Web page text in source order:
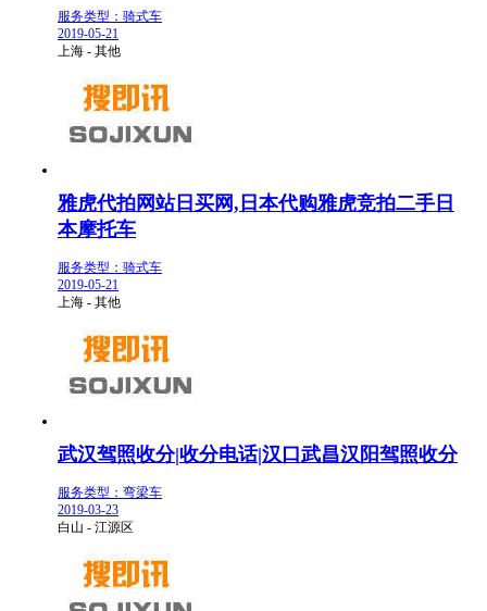
服务类型：骑式车
2019-05-21
上海 - 其他
雅虎代拍网站日买网,日本代购雅虎竞拍二手日
本摩托车
服务类型：骑式车
2019-05-21
上海 - 其他
武汉驾照收分|收分电话|汉口武昌汉阳驾照收分
服务类型：弯梁车
2019-03-23
白山 - 江源区